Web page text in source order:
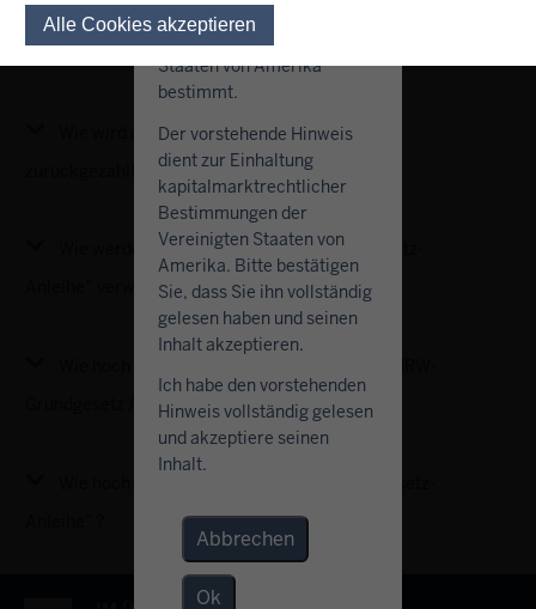
Alle Cookies akzeptieren
Wie wird die „NRW-Grundgesetz-Anleihe“
Wie werden die Erlöse der „NRW-Grundgesetz-
Anleihe“ verwendet?
Grundgesetz Anleihe" zahlt?
Weitergabe in die bzw.
innerhalb der Vereinigten
Staaten von Amerika
bestimmt.
Der vorstehende Hinweis
dient zur Einhaltung
kapitalmarktrechtlicher
Bestimmungen der
Vereinigten Staaten von
Amerika. Bitte bestätigen
Sie, dass Sie ihn vollständig
gelesen haben und seinen
Inhalt akzeptieren.
Ich habe den vorstehenden
Hinweis vollständig gelesen
und akzeptiere seinen
Inhalt.
Abbrechen
Ok